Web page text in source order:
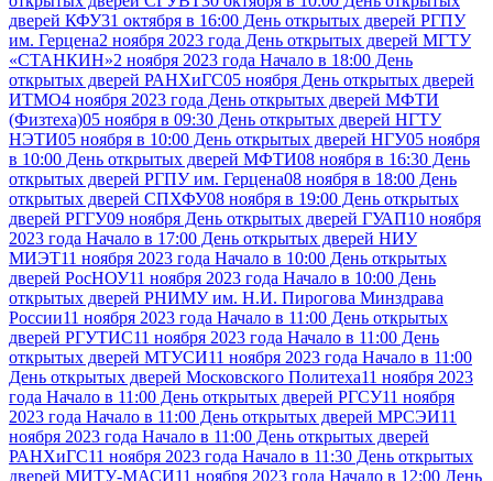
дверей КФУ31 октября в 16:00 День открытых дверей РГПУ
им. Герцена2 ноября 2023 года День открытых дверей МГТУ
«СТАНКИН»2 ноября 2023 года Начало в 18:00 День
открытых дверей РАНХиГС05 ноября День открытых дверей
ИТМО4 ноября 2023 года День открытых дверей МФТИ
(Физтеха)05 ноября в 09:30 День открытых дверей НГТУ
НЭТИ05 ноября в 10:00 День открытых дверей НГУ05 ноября
в 10:00 День открытых дверей МФТИ08 ноября в 16:30 День
открытых дверей РГПУ им. Герцена08 ноября в 18:00 День
открытых дверей СПХФУ08 ноября в 19:00 День открытых
дверей РГГУ09 ноября День открытых дверей ГУАП10 ноября
2023 года Начало в 17:00 День открытых дверей НИУ
МИЭТ11 ноября 2023 года Начало в 10:00 День открытых
дверей РосНОУ11 ноября 2023 года Начало в 10:00 День
открытых дверей РНИМУ им. Н.И. Пирогова Минздрава
России11 ноября 2023 года Начало в 11:00 День открытых
дверей РГУТИС11 ноября 2023 года Начало в 11:00 День
открытых дверей МТУСИ11 ноября 2023 года Начало в 11:00
День открытых дверей Московского Политеха11 ноября 2023
года Начало в 11:00 День открытых дверей РГСУ11 ноября
2023 года Начало в 11:00 День открытых дверей МРСЭИ11
ноября 2023 года Начало в 11:00 День открытых дверей
РАНХиГС11 ноября 2023 года Начало в 11:30 День открытых
дверей МИТУ-МАСИ11 ноября 2023 года Начало в 12:00 День